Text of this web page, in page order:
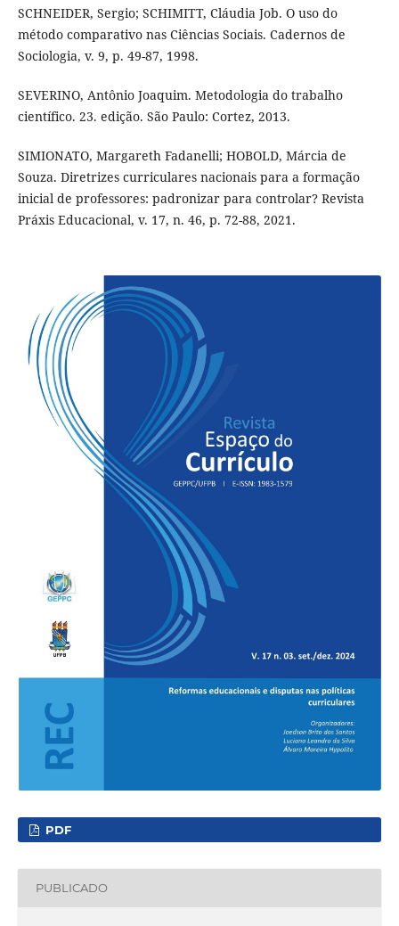
SCHNEIDER, Sergio; SCHIMITT, Cláudia Job. O uso do
método comparativo nas Ciências Sociais. Cadernos de
Sociologia, v. 9, p. 49-87, 1998.
SEVERINO, Antônio Joaquim. Metodologia do trabalho
científico. 23. edição. São Paulo: Cortez, 2013.
SIMIONATO, Margareth Fadanelli; HOBOLD, Márcia de
Souza. Diretrizes curriculares nacionais para a formação
inicial de professores: padronizar para controlar? Revista
Práxis Educacional, v. 17, n. 46, p. 72-88, 2021.
PDF
PUBLICADO